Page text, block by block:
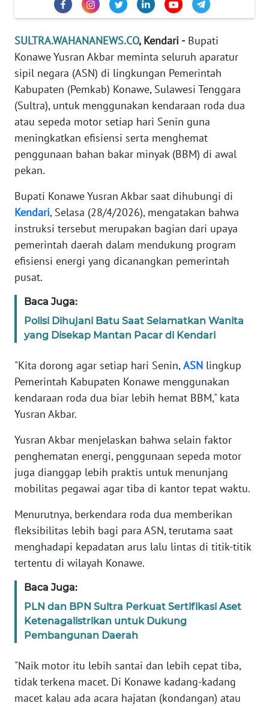
SULTRA.WAHANANEWS.CO, Kendari -Bupati
Konawe Yusran Akbar meminta seluruh aparatur
sipil negara (ASN) di lingkungan Pemerintah
Kabupaten (Pemkab) Konawe, Sulawesi Tenggara
(Sultra), untuk menggunakan kendaraan roda dua
atau sepeda motor setiap hari Senin guna
meningkatkan efisiensi serta menghemat
penggunaan bahan bakar minyak (BBM) di awal
pekan.
Bupati Konawe Yusran Akbar saat dihubungi di
Kendari, Selasa (28/4/2026), mengatakan bahwa
instruksi tersebut merupakan bagian dari upaya
pemerintah daerah dalam mendukung program
efisiensi energi yang dicanangkan pemerintah
pusat.
Baca Juga:
Polisi Dihujani Batu Saat Selamatkan Wanita
yang Disekap Mantan Pacar di Kendari
"Kita dorong agar setiap hari Senin,ASN lingkup
Pemerintah Kabupaten Konawe menggunakan
kendaraan roda dua biar lebih hemat BBM," kata
Yusran Akbar.
Yusran Akbar menjelaskan bahwa selain faktor
penghematan energi, penggunaan sepeda motor
juga dianggap lebih praktis untuk menunjang
mobilitas pegawai agar tiba di kantor tepat waktu.
Menurutnya, berkendara roda dua memberikan
fleksibilitas lebih bagi para ASN, terutama saat
menghadapi kepadatan arus lalu lintas di titik-titik
tertentu di wilayah Konawe.
Baca Juga:
PLN dan BPN Sultra Perkuat Sertifikasi Aset
Ketenagalistrikan untuk Dukung
Pembangunan Daerah
"Naik motor itu lebih santai dan lebih cepat tiba,
tidak terkena macet. Di Konawe kadang-kadang
macet kalau ada acara hajatan (kondangan) atau
KARIR
DISCLAIMER
Wahana
News
Regional
SUMUT
WN
JABAR
WN
BANTEN
NTT
WN
KEPRI
WN
PAPUA
WN
BARAT
WN
RIAU
WN
SERAMBI
WN
WN
SULTRA